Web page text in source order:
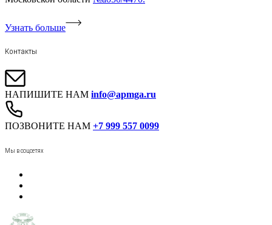
Узнать больше
Контакты
НАПИШИТЕ НАМ info@apmga.ru
ПОЗВОНИТЕ НАМ +7 999 557 0099
Мы в соцсетях